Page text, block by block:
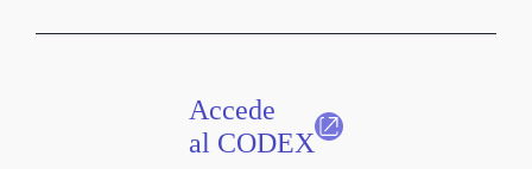
Accede
al CODEX